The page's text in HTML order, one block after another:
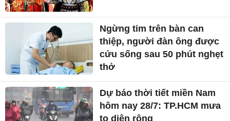
Ngừng tim trên bàn can
thiệp, người đàn ông được
cứu sống sau 50 phút nghẹt
thở
Dự báo thời tiết miền Nam
hôm nay 28/7: TP.HCM mưa
to diện rộng